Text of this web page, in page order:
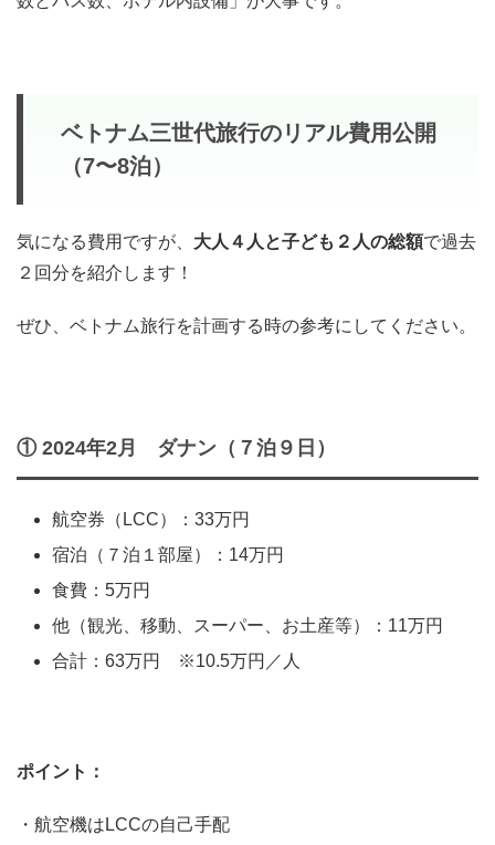
ベトナム三世代旅行のリアル費用公開
（7〜8泊）
気になる費用ですが、 大人４人と子ども２人の総額で過去
２回分を紹介します！
ぜひ、ベトナム旅行を計画する時の参考にしてください。
① 2024年2月 ダナン（７泊９日）
航空券（LCC）：33万円
宿泊（７泊１部屋）：14万円
食費：5万円
他（観光、移動、スーパー、お土産等）：11万円
合計：63万円 ※10.5万円／人
ポイント：
・航空機はLCCの自己手配